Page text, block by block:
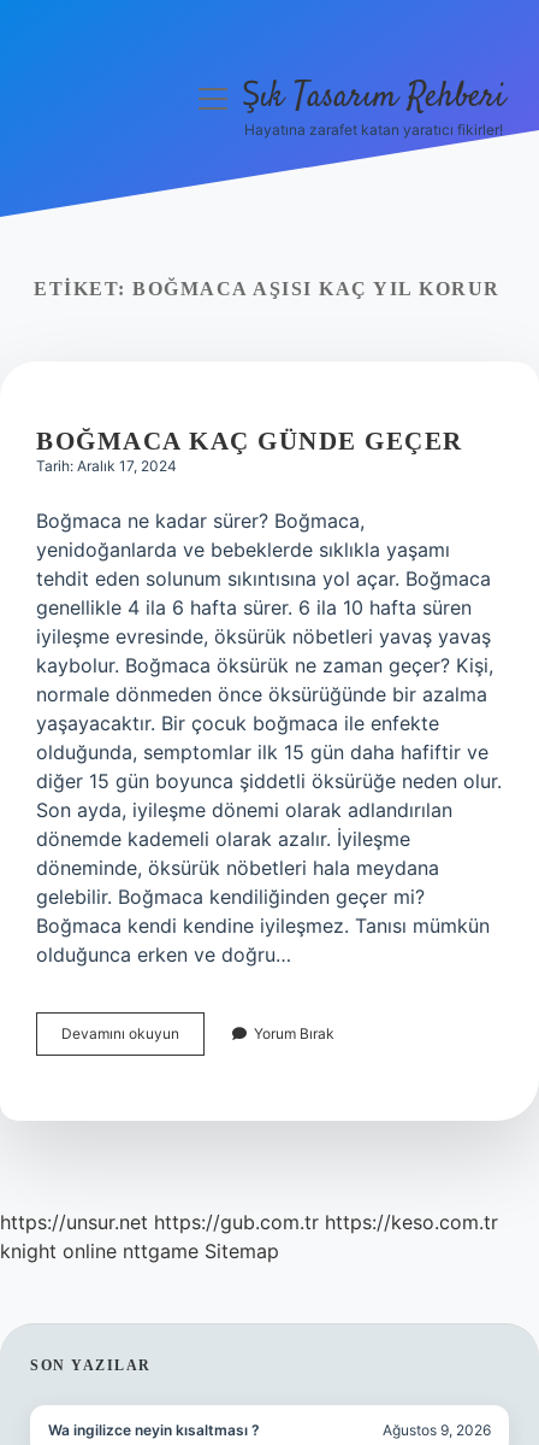
Yasal Uyarı
menüyüŞık Tasarım Rehberi
Hayatına zarafet katan yaratıcı fikirler!
ETIKET: BOĞMACA AŞISI KAÇ YIL KORUR
BOĞMACA KAÇ GÜNDE GEÇER
Tarih: Aralık 17, 2024
Boğmaca ne kadar sürer? Boğmaca,
yenidoğanlarda ve bebeklerde sıklıkla yaşamı
tehdit eden solunum sıkıntısına yol açar. Boğmaca
genellikle 4 ila 6 hafta sürer. 6 ila 10 hafta süren
iyileşme evresinde, öksürük nöbetleri yavaş yavaş
kaybolur. Boğmaca öksürük ne zaman geçer? Kişi,
normale dönmeden önce öksürüğünde bir azalma
yaşayacaktır. Bir çocuk boğmaca ile enfekte
olduğunda, semptomlar ilk 15 gün daha hafiftir ve
diğer 15 gün boyunca şiddetli öksürüğe neden olur.
Son ayda, iyileşme dönemi olarak adlandırılan
dönemde kademeli olarak azalır. İyileşme
döneminde, öksürük nöbetleri hala meydana
gelebilir. Boğmaca kendiliğinden geçer mi?
Boğmaca kendi kendine iyileşmez. Tanısı mümkün
olduğunca erken ve doğru…
Devamını okuyun Boğmaca
Kaç
Yorum Bırak
https://unsur.net https://gub.com.tr https://keso.com.tr
knight online nttgame Sitemap
SIDEBAR
SON YAZILAR
Wa ingilizce neyin kısaltması ? Ağustos 9, 2026